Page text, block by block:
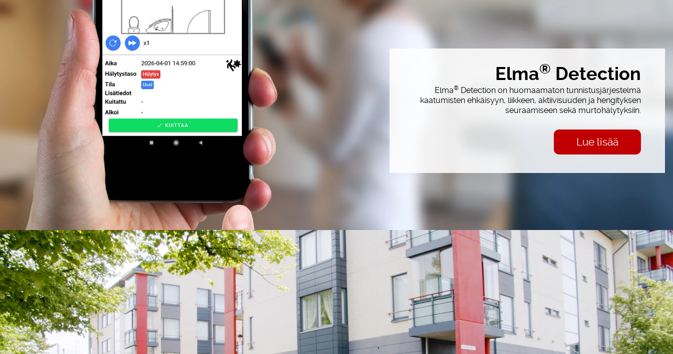
Elma® Detection
Elma® Detection on huomaamaton tunnistusjärjestelmä
kaatumisten ehkäisyyn, liikkeen, aktiivisuuden ja hengityksen
seuraamiseen sekä murtohälytyksiin.
Lue lisää